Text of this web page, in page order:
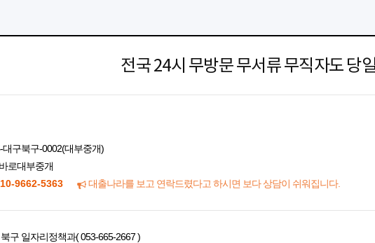
전국 24시 무방문 무서류 무직자도 당
대구북구-0002(대부중개)
로대부중개
9662-5363 대출나라를 보고 연락드렸다고 하시면 보다 상담이 쉬워집니다.
구 일자리정책과( 053-665-2667 )